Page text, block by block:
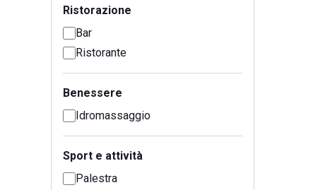
Ristorazione
Bar
Ristorante
Benessere
Idromassaggio
Sport e attività
Palestra